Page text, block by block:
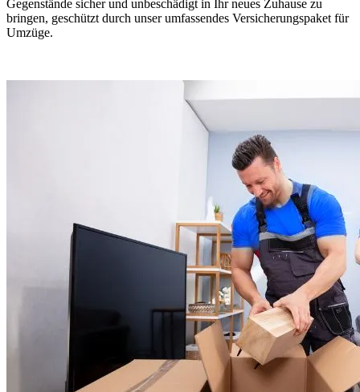
Gegenstände sicher und unbeschädigt in Ihr neues Zuhause zu
bringen, geschützt durch unser umfassendes Versicherungspaket für
Umzüge.